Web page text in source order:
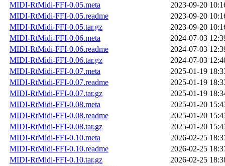
MIDI-RtMidi-FFI-0.05.meta
2023-09-20
MIDI-RtMidi-FFI-0.05.readme
2023-09-20
MIDI-RtMidi-FFI-0.05.tar.gz
2023-09-20
MIDI-RtMidi-FFI-0.06.meta
2024-07-03
MIDI-RtMidi-FFI-0.06.readme
2024-07-03
MIDI-RtMidi-FFI-0.06.tar.gz
2024-07-03
MIDI-RtMidi-FFI-0.07.meta
2025-01-19
MIDI-RtMidi-FFI-0.07.readme
2025-01-19
MIDI-RtMidi-FFI-0.07.tar.gz
2025-01-19
MIDI-RtMidi-FFI-0.08.meta
2025-01-20
MIDI-RtMidi-FFI-0.08.readme
2025-01-20
MIDI-RtMidi-FFI-0.08.tar.gz
2025-01-20
MIDI-RtMidi-FFI-0.10.meta
2026-02-25
MIDI-RtMidi-FFI-0.10.readme
2026-02-25
MIDI-RtMidi-FFI-0.10.tar.gz
2026-02-25